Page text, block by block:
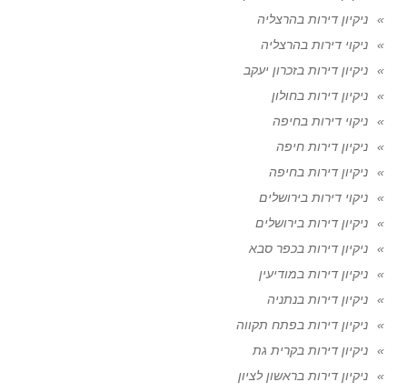
ניקיון דירות בהרצליה
ניקוי דירות בהרצליה
ניקיון דירות בזכרון יעקב
ניקיון דירות בחולון
ניקוי דירות בחיפה
ניקיון דירות חיפה
ניקיון דירות בחיפה
ניקוי דירות בירושלים
ניקיון דירות בירושלים
ניקיון דירות בכפר סבא
ניקיון דירות במודיעין
ניקיון דירות בנתניה
ניקיון דירות בפתח תקווה
ניקיון דירות בקרית גת
ניקיון דירות בראשון לציון